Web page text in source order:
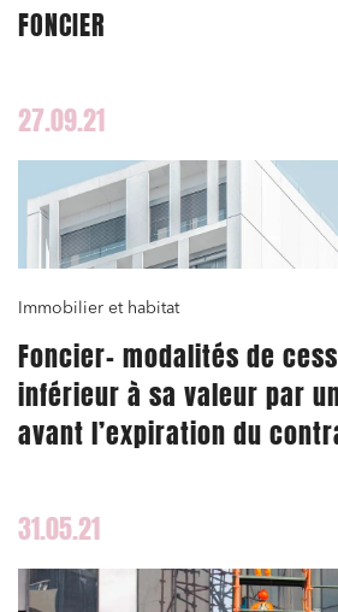
FONCIER
27.09.21
Immobilier et habitat
Foncier- modalités de
inférieur à sa valeur par
avant l’expiration du
31.05.21